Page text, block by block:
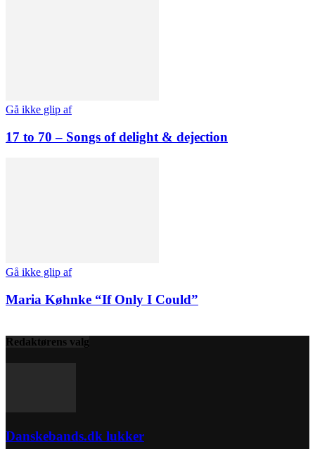
Gå ikke glip af
17 to 70 – Songs of delight & dejection
Gå ikke glip af
Maria Køhnke “If Only I Could”
Redaktørens valg
Danskebands.dk lukker